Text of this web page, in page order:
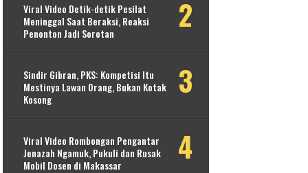
Viral Video Detik-detik Pesilat
Meninggal Saat Beraksi, Reaksi
Penonton Jadi Sorotan
Sindir Gibran, PKS: Kompetisi Itu
Mestinya Lawan Orang, Bukan Kotak
Kosong
Viral Video Rombongan Pengantar
Jenazah Ngamuk, Pukuli dan Rusak
Mobil Dosen di Makassar